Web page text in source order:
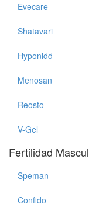
Evecare
Shatavari
Hyponidd
Menosan
Reosto
V-Gel
Fertilidad
Speman
Confido